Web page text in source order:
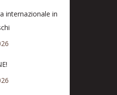
internazionale in